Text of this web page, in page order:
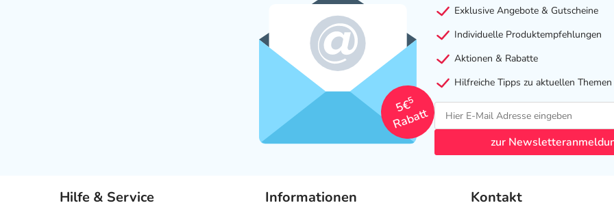
5€
5
Rabatt
Exklusive Angebote & Gutscheine
Individuelle Produktempfehlungen
Aktionen & Rabatte
Hilfreiche Tipps zu aktuellen Themen
zur
Hilfe & Service Informationen Kontakt